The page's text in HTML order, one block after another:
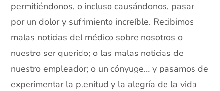
permitiéndonos, o incluso causándonos, pasar
por un dolor y sufrimiento increíble. Recibimos
malas noticias del médico sobre nosotros o
nuestro ser querido; o las malas noticias de
nuestro empleador; o un cónyuge… y pasamos de
experimentar la plenitud y la alegría de la vida